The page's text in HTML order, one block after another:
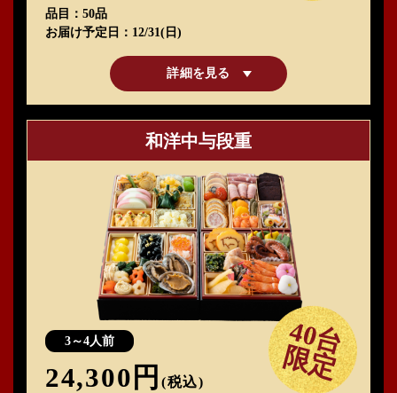
品目
50品
お届け予定日
12/31(日)
詳細を見る
40台
限定
和洋中与段重
3～4人前
24,300円 (税込)